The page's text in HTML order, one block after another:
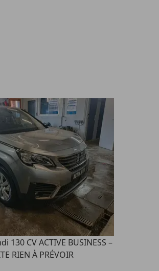
130 CV ACTIVE BUSINESS –
RIEN À PRÉVOIR